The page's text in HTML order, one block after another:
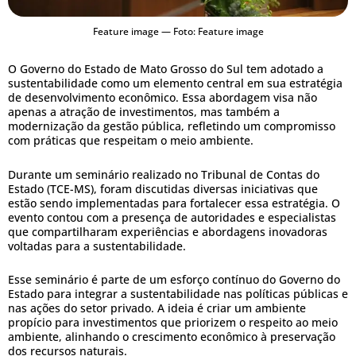
Feature image — Foto: Feature image
O Governo do Estado de Mato Grosso do Sul tem adotado a
sustentabilidade como um elemento central em sua estratégia
de desenvolvimento econômico. Essa abordagem visa não
apenas a atração de investimentos, mas também a
modernização da gestão pública, refletindo um compromisso
com práticas que respeitam o meio ambiente.
Durante um seminário realizado no Tribunal de Contas do
Estado (TCE-MS), foram discutidas diversas iniciativas que
estão sendo implementadas para fortalecer essa estratégia. O
evento contou com a presença de autoridades e especialistas
que compartilharam experiências e abordagens inovadoras
voltadas para a sustentabilidade.
Esse seminário é parte de um esforço contínuo do Governo do
Estado para integrar a sustentabilidade nas políticas públicas e
nas ações do setor privado. A ideia é criar um ambiente
propício para investimentos que priorizem o respeito ao meio
ambiente, alinhando o crescimento econômico à preservação
dos recursos naturais.